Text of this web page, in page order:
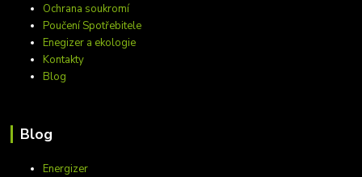
Ochrana soukromí
Poučení Spotřebitele
Enegizer a ekologie
Kontakty
Blog
Blog
Energizer